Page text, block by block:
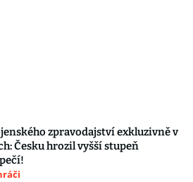
zpravodajství exkluzivně v
Česku hrozil vyšší stupeň